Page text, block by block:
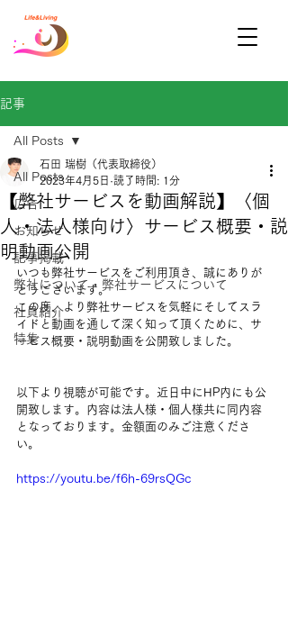
記事
All Posts
広告
お知らせ
記事掲載
弊社について・弊社サービスについて
社員紹介
特集
All Posts
【弊社サービスを動画解説】〈個
人・法人様向け〉サービス概要・説
明動画公開
石田 瑞樹（代表取締役）
2023年4月5日 読了時間: 1分
いつも弊社サービスをご利用頂き、誠にありが
とうございます。
この度、より弊社サービスを気軽にそしてスラ
イドと動画を通して深く知って頂くために、サ
ービス概要・説明動画を公開致しました。
以下より視聴が可能です。近日中にHP内にも公
開致します。内容は法人様・個人様共に同内容
となっております。金額面のみご注意くださ
い。
https://youtu.be/f6h-69rsQGc